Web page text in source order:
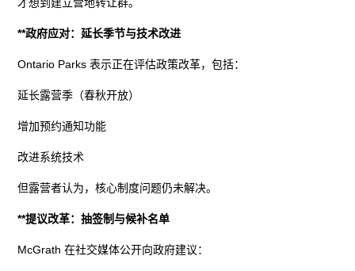
才想到建立营地转让群。
**政府应对：延长季节与技术改进
Ontario Parks 表示正在评估政策改革，包括：
延长露营季（春秋开放）
增加预约通知功能
改进系统技术
但露营者认为，核心制度问题仍未解决。
**提议改革：抽签制与候补名单
McGrath 在社交媒体公开向政府建议：